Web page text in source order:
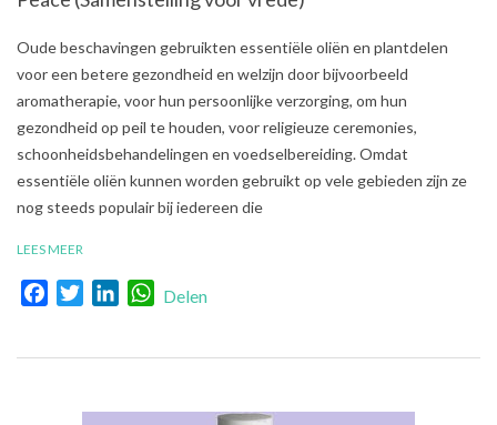
2021-
08-
03
Oude beschavingen gebruikten essentiële oliën en plantdelen
voor een betere gezondheid en welzijn door bijvoorbeeld
aromatherapie, voor hun persoonlijke verzorging, om hun
gezondheid op peil te houden, voor religieuze ceremonies,
schoonheidsbehandelingen en voedselbereiding. Omdat
essentiële oliën kunnen worden gebruikt op vele gebieden zijn ze
nog steeds populair bij iedereen die
LEES MEER
FacebookTwitterLinkedInWhatsApp
Delen